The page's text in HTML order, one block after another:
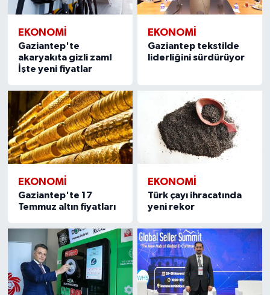
EKONOMI
Gaziantep'te
akaryakıta gizli zam!
İşte yeni fiyatlar
EKONOMI
Gaziantep tekstilde
liderliğini sürdürüyor
EKONOMI
Gaziantep'te 17
Temmuz altın fiyatları
EKONOMI
Türk çayı ihracatında
yeni rekor